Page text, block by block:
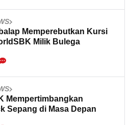
Memperebutkan Kursi
Milik Bulega
Mempertimbangkan
Sepang di Masa Depan